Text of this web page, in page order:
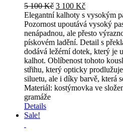
5 100Kč Original
price
was:
5
100 Kč.
3 100 KčCurrent
price
is:
3
100 Kč.
Elegantní kalhoty s vysokým
Pozornost upoutává vysoký
nenápadnou, ale přesto
pískovém ladění. Detail s
dodává ležérní dotek, který je
kalhot. Oblíbenost tohoto
střihu, který opticky
siluetu, ale i díky barvě, která
Materiál: kostýmovka ve
gramáže
Details
Sale!